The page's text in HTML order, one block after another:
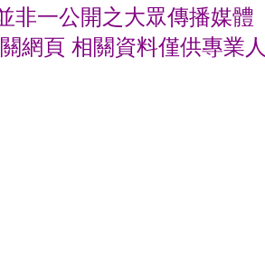
非一公開之大眾傳播媒
網頁 相關資料僅供專業